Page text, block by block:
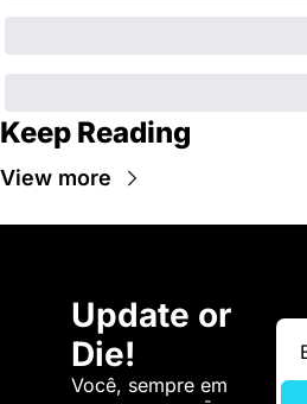
Keep Reading
View more
Update or
Die!
Você, sempre em